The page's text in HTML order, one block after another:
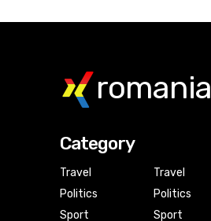
romania
Category
Travel
Politics
Sport
Travel
Politics
Sport